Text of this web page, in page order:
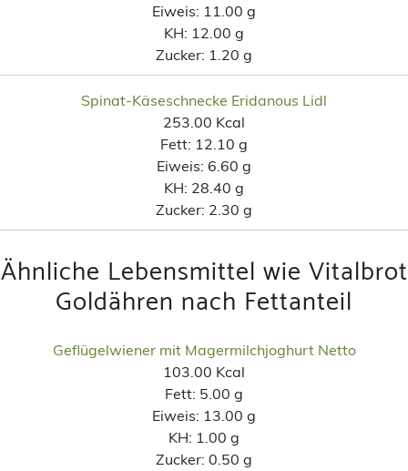
Eiweis: 11.00 g
KH: 12.00 g
Zucker: 1.20 g
Spinat-Käseschnecke Eridanous Lidl
253.00 Kcal
Fett: 12.10 g
Eiweis: 6.60 g
KH: 28.40 g
Zucker: 2.30 g
Ähnliche Lebensmittel wie Vitalbrot
Goldähren nach Fettanteil
Geflügelwiener mit Magermilchjoghurt Netto
103.00 Kcal
Fett: 5.00 g
Eiweis: 13.00 g
KH: 1.00 g
Zucker: 0.50 g